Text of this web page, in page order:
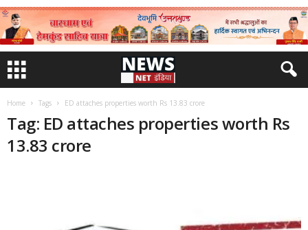
Home Tags ED attaches properties worth Rs 13.83 crore
Tag: ED attaches properties worth Rs
13.83 crore